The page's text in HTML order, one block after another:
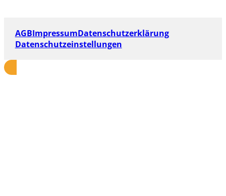
AGBImpressumDatenschutzerklärung
Datenschutzeinstellungen